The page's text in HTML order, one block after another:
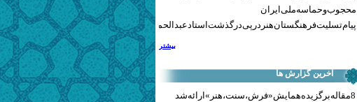
محجوب و حماسه ملی ایران
پیام تسلیت فرهنگستان هنر در پی درگذشت استاد عبدالحمید نقره‌کار
بیشتر
آخرین گزارش ها
8 مقاله برگزیده همایش «فرش، سنت، هنر» ارائه شد